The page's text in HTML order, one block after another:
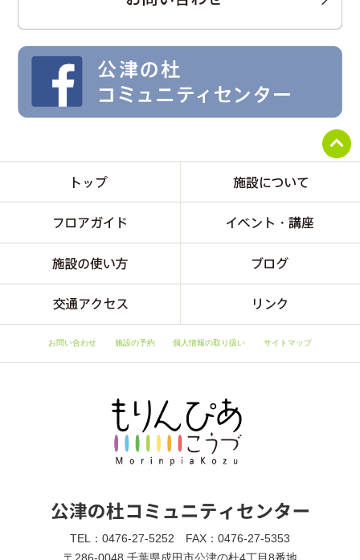
お問い合わせ 施設の予約 個人情報の取り扱い サイトマップ
TEL：0476-27-5252 FAX：0476-27-5353
〒286-0048 千葉県成田市公津の杜4丁目8番地